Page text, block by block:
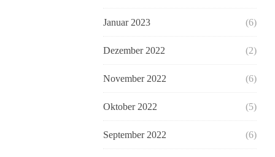
Januar 2023 (6)
Dezember 2022 (2)
November 2022 (6)
Oktober 2022 (5)
September 2022 (6)